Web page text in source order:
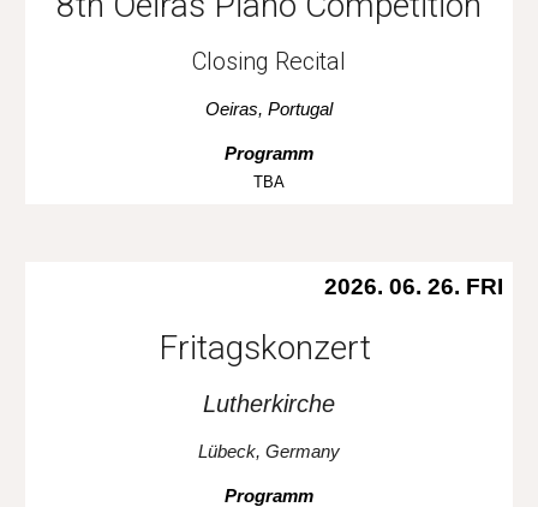
Closing Recital
Oeiras, Portugal
Programm
TBA
2026. 06. 26. FRI
Fritagskonzert
Lutherkirche
Lübeck, Germany
Programm